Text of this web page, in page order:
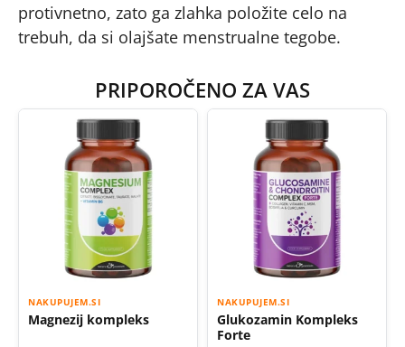
protivnetno, zato ga zlahka položite celo na
trebuh, da si olajšate menstrualne tegobe.
PRIPOROČENO ZA VAS
NAKUPUJEM.SI
Magnezij kompleks
NAKUPUJEM.SI
Glukozamin Kompleks
Forte